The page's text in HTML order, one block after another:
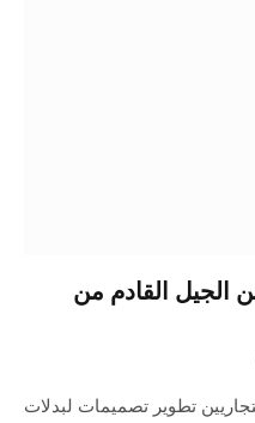
الجيل القادم من
تطوير تصميمات لبدلات